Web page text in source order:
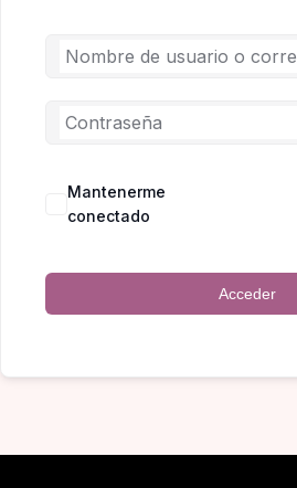
Mantenerme
conectado
Acceder